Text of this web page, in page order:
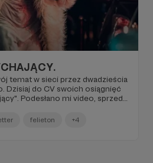
temat w sieci przez dwadzieścia
Dzisiaj do CV swoich osiągnięć
Podesłano mi video, sprzed
"tłumacza", a w komentarzach,
na to, kto dojebie mi bardziej.
felieton +4